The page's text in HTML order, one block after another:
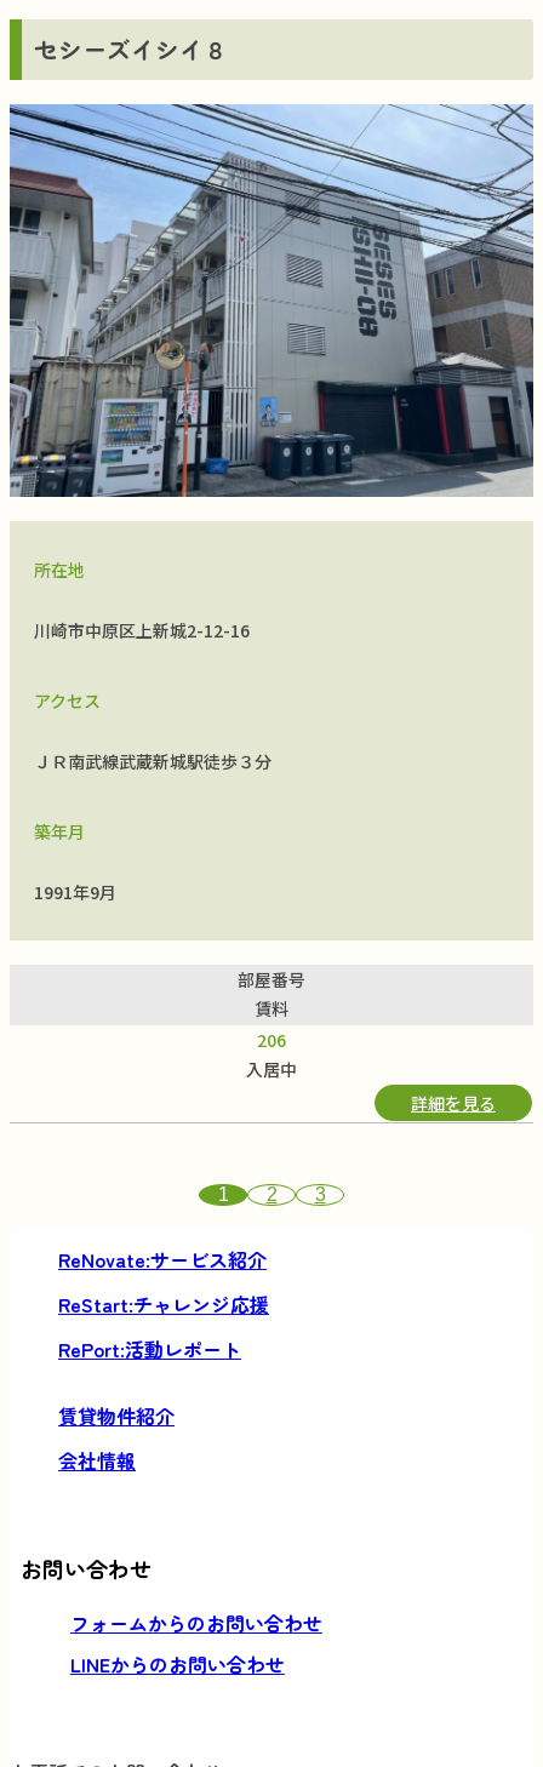
セシーズイシイ８
所在地
川崎市中原区上新城2-12-16
アクセス
ＪＲ南武線武蔵新城駅徒歩３分
築年月
1991年9月
部屋番号
賃料
206
入居中
詳細を見る
1 2 3
サービス紹介
チャレンジ応援
活動レポート
賃貸物件紹介
会社情報
お問い合わせ
フォームからのお問い合わせ
LINEからのお問い合わせ